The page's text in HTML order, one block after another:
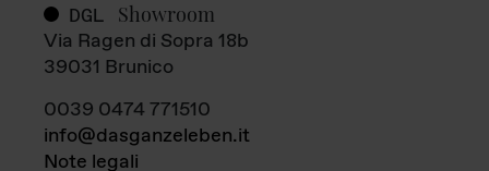
DGL Showroom
Via Ragen di Sopra 18b
39031 Brunico
0039 0474 771510
info@dasganzeleben.it
Note legali